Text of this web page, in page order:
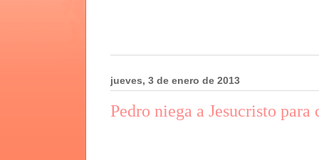
jueves, 3 de enero de 2013
Pedro niega a Jesucristo para